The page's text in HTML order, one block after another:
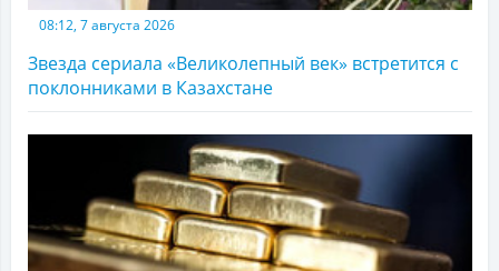
08:12, 7 августа 2026
Звезда сериала «Великолепный век» встретится с
поклонниками в Казахстане